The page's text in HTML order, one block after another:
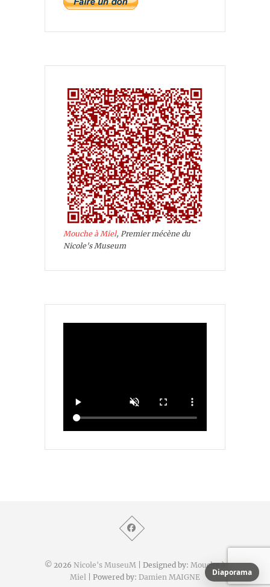
Mouche à Miel, Premier mécène du
Nicole's Museum
© 2026 Nicole's MuseuM | Designed by: Mouche à
Miel
| Powered by: Damien MAIGNE Diaporama